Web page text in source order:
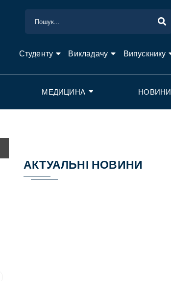
Студенту Викладачу Випускнику
МЕДИЦИНА НОВИНИ
АКТУАЛЬНІ НОВИНИ